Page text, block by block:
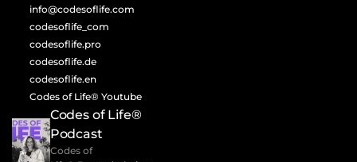
info@codesoflife.com
codesoflife_com
codesoflife.pro
codesoflife.de
codesoflife.en
Codes of Life® Youtube
Codes of Life®
Podcast
Codes of